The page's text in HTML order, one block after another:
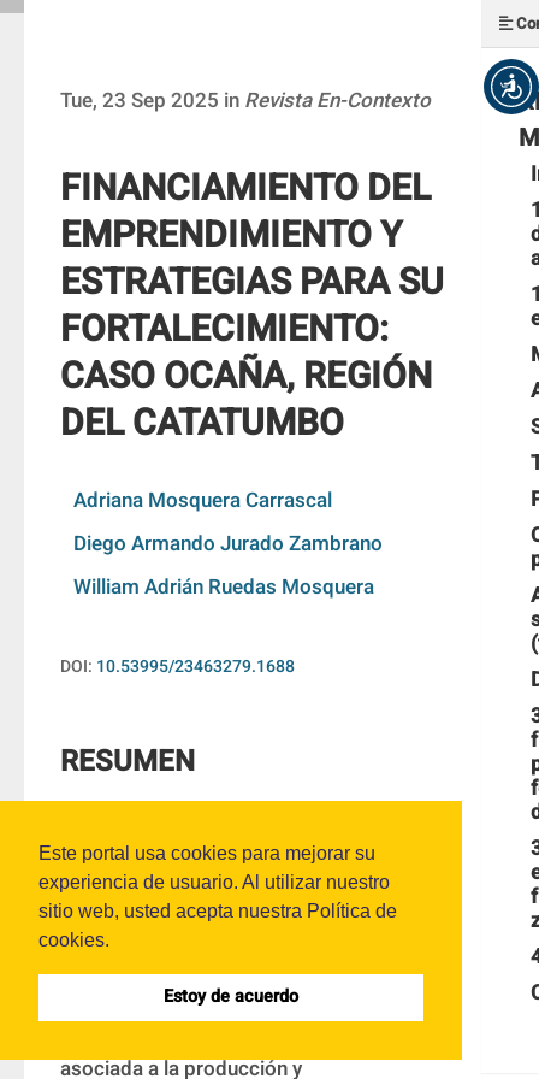
Este portal usa cookies para mejorar su
experiencia de usuario. Al utilizar nuestro
sitio web, usted acepta nuestra Política de
cookies.
Estoy de acuerdo
Tue, 23 Sep 2025 in Revista En-Contexto
FINANCIAMIENTO DEL
EMPRENDIMIENTO Y
ESTRATEGIAS PARA SU
FORTALECIMIENTO:
CASO OCAÑA, REGIÓN
DEL CATATUMBO
Adriana Mosquera Carrascal
Diego Armando Jurado Zambrano
William Adrián Ruedas Mosquera
DOI: 10.53995/23463279.1688
RESUMEN
desarrollo económico territorial
fundamental en cualquier geografía y en
especial en Ocaña, Norte de Santander,
por su función central en la región del
Catatumbo, zona que ha sido
asociada a la producción y